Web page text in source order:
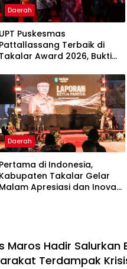
Daerah
UPT Puskesmas
Pattallassang Terbaik di
Takalar Award 2026, Bukti
Kesehatan
Berkualitas
Daerah
Pertama di Indonesia,
Kabupaten Takalar Gelar
Malam Apresiasi dan Inovasi
Maros Hadir Salurkan
Terdampak